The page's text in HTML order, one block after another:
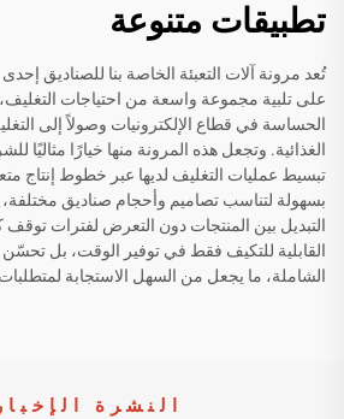
تطبيقات متنوعة
تُعد مرونة آلات التعبئة الخاصة بنا للصناديق
على تلبية مجموعة واسعة من احتياجات
الحساسة في قطاع الإلكترونيات وصولاً إلى
الغذائية. وتجعل هذه المرونة منها خيارًا مثاليًا
تبسيط عمليات التغليف لديها عبر خطوط إنتاج
بسهولة لتناسب تصاميم وأحجام صناديق
التبديل بين المنتجات دون التعرض لفترات توقف
القابلية للتكيف فقط في توفير الوقت، بل تحسّن
الشاملة، ما يجعل من السهل الاستجابة
النشرة